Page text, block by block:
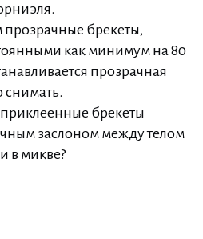
брекеты,
как минимум на 80
прозрачная
снимать.
брекеты
заслоном между телом
в микве?